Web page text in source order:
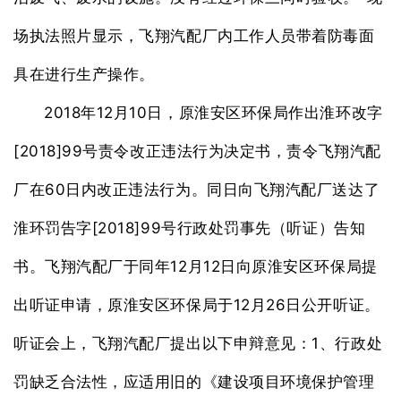
场执法照片显示，飞翔汽配厂内工作人员带着防毒面
具在进行生产操作。
2018年12 月 10 日，原淮安区环保局作出淮环改字
[2018]99号责令改正违法行为决定书，责令飞翔汽配
厂在60 日内改正违法行为。同日向飞翔汽配厂送达了
淮环罚告字[2018]99号行政处罚事先（听证）告知
书。飞翔汽配厂于同年12 月 12 日向原淮安区环保局提
出听证申请，原淮安区环保局于12 月 26 日公开听证。
听证会上，飞翔汽配厂提出以下申辩意见： 1 、行政处
罚缺乏合法性，应适用旧的《建设项目环境保护管理